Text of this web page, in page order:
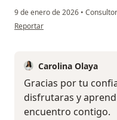
9 de enero de 2026 •
en opinión del usuario SM
Reportar
Carolina Olaya
Gracias por tu
disfrutaras y
encuentro contigo.